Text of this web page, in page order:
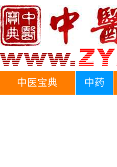
中医宝典 中药